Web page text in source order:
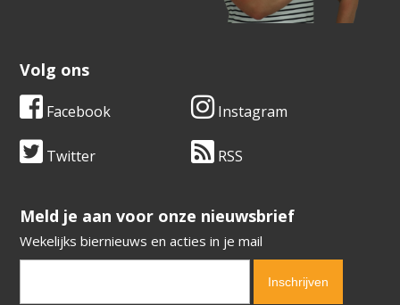
Volg ons
Facebook Instagram
Twitter RSS
​​​​​​​Meld je aan voor onze nieuwsbrief
Wekelijks biernieuws en acties in je mail